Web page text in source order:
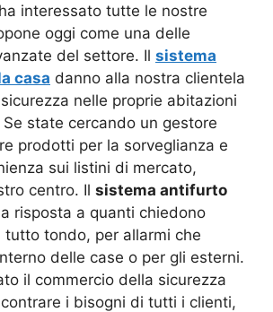
interessato tutte le nostre
oggi come una delle
del settore. Il sistema
casa danno alla nostra clientela
nelle proprie abitazioni
state cercando un gestore
prodotti per la sorveglianza e
sui listini di mercato,
centro. Il sistema antifurto
risposta a quanti chiedono
tutto tondo, per allarmi che
delle case o per gli esterni.
il commercio della sicurezza
i bisogni di tutti i clienti,